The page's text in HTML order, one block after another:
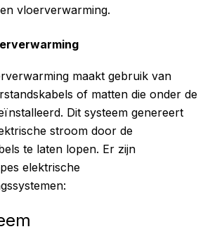
vloerverwarming.
maakt gebruik van
of matten die onder de
Dit systeem genereert
stroom door de
te laten lopen. Er zijn
elektrische